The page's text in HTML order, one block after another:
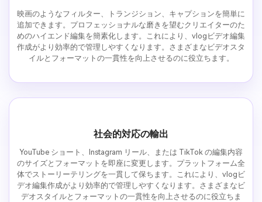
映画のようなフィルター、トランジション、キャプションを簡単に
追加できます。プロフェッショナルな磨きを望むクリエイターのた
めのハイエンド編集を簡素化します。これにより、vlogビデオ編集
作成がより効率的で管理しやすくなります。さまざまなビデオスタ
イルとフォーマットの一貫性を向上させるのに役立ちます。
社会的対応の輸出
YouTube ショート、Instagram リール、または TikTok の編集内容
のサイズとフォーマットを即座に変更します。プラットフォーム全
体でストーリーテリングを一貫して保ちます。これにより、vlogビ
デオ編集作成がより効率的で管理しやすくなります。さまざまなビ
デオスタイルとフォーマットの一貫性を向上させるのに役立ちま